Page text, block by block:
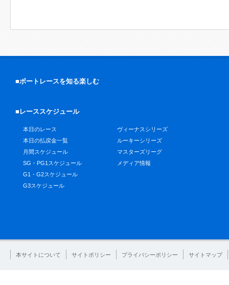
■ボートレースを知る楽しむ
■レーススケジュール
本日のレース
本日の払戻金一覧
月間スケジュール
SG・PG1スケジュール
G1・G2スケジュール
G3スケジュール
ヴィーナスシリーズ
ルーキーシリーズ
マスターズリーグ
メディア情報
本サイトについて サイトポリシー プライバシーポリシー サイトマップ